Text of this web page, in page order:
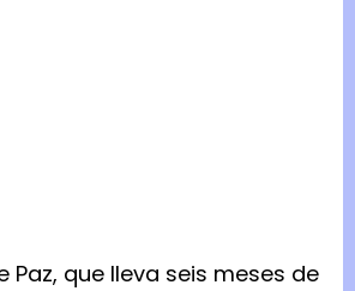
Paz, que lleva seis meses de